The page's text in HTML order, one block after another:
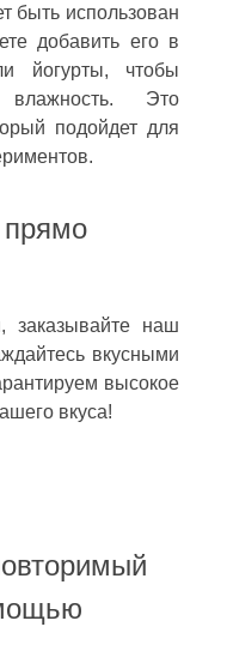
быть использован
добавить его в
йогурты, чтобы
Это
подойдет для
прямо
заказывайте наш
вкусными
высокое
вкуса!